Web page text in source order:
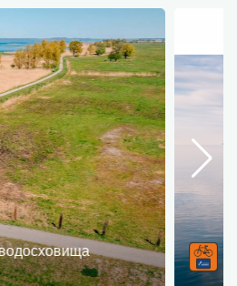
водосховища